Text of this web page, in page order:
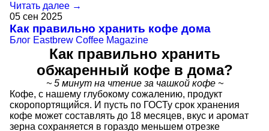
Читать далее →
05 сен 2025
Как правильно хранить кофе дома
Блог Eastbrew Coffee Magazine
Как правильно хранить
обжаренный кофе в дома?
~ 5 минут на чтение за чашкой кофе ~
Кофе, с нашему глубокому сожалению, продукт
скоропортящийся. И пусть по ГОСТу срок хранения
кофе может составлять до 18 месяцев, вкус и аромат
зерна сохраняется в гораздо меньшем отрезке